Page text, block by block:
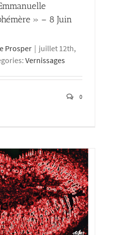
» – 8 Juin
Prosper | juillet 12th,
Vernissages
0